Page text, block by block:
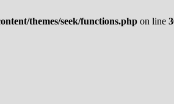
themes/seek/functions.php on line